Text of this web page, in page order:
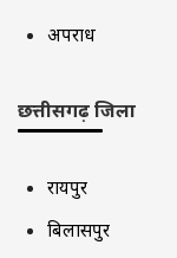
अपराध
छत्तीसगढ़ जिला
रायपुर
बिलासपुर